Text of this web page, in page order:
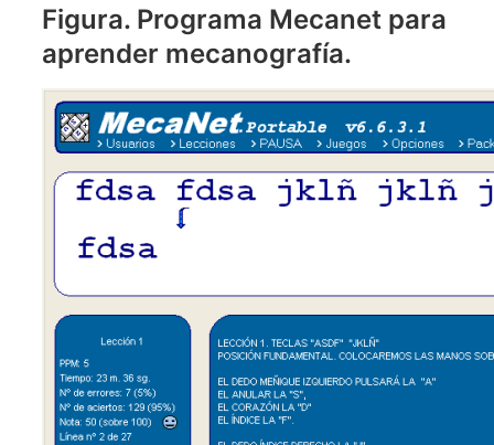
Figura. Programa Mecanet para
aprender mecanografía.